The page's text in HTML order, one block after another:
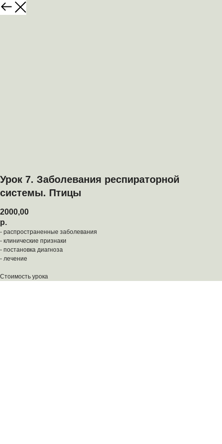
Урок 7. Заболевания респираторной
системы. Птицы
2000,00
р.
- распространенные заболевания
- клинические признаки
- постановка диагноза
- лечение
Стоимость урока